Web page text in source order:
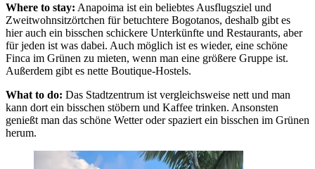
Where to stay: Anapoima ist ein beliebtes Ausflugsziel und
Zweitwohnsitzörtchen für betuchtere Bogotanos, deshalb gibt es
hier auch ein bisschen schickere Unterkünfte und Restaurants, aber
für jeden ist was dabei. Auch möglich ist es wieder, eine schöne
Finca im Grünen zu mieten, wenn man eine größere Gruppe ist.
Außerdem gibt es nette Boutique-Hostels.
What to do: Das Stadtzentrum ist vergleichsweise nett und man
kann dort ein bisschen stöbern und Kaffee trinken. Ansonsten
genießt man das schöne Wetter oder spaziert ein bisschen im Grünen
herum.